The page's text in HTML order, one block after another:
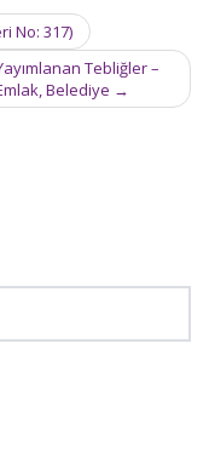
No: 317)
Tebliğler –
Belediye →